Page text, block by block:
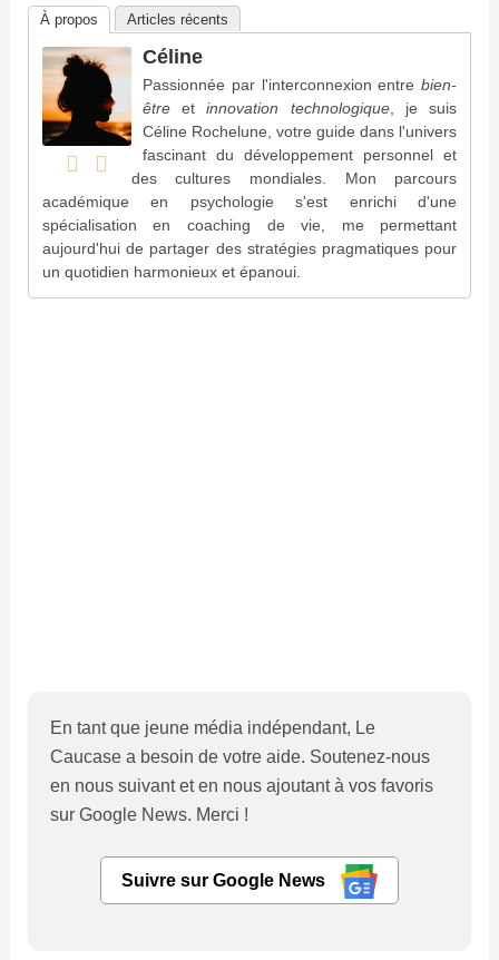
À propos Articles récents
Céline
Passionnée par l'interconnexion entrebien-
êtreetinnovation technologique, je suis
Céline Rochelune, votre guide dans l'univers
fascinant du développement personnel et
des cultures mondiales. Mon parcours
académique en psychologie s'est enrichi d'une
spécialisation en coaching de vie, me permettant
aujourd'hui de partager des stratégies pragmatiques pour
un quotidien harmonieux et épanoui.
En tant que jeune média indépendant, Le
Caucase a besoin de votre aide. Soutenez-nous
en nous suivant et en nous ajoutant à vos favoris
sur Google News. Merci !
Suivre sur Google News